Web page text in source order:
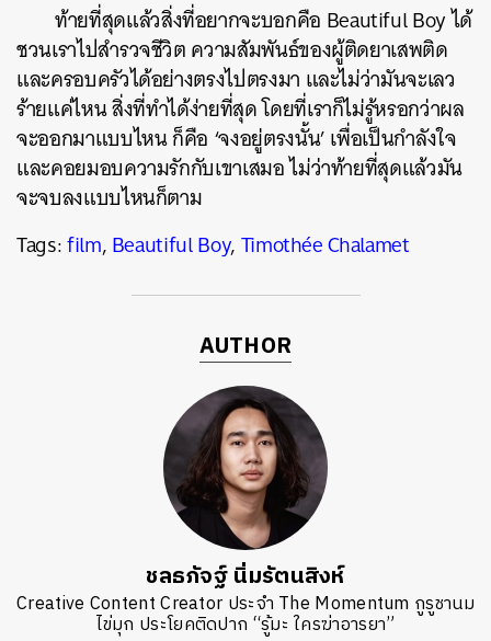
ท้ายที่สุดแล้วสิ่งที่อยากจะบอกคือ Beautiful Boy ได้
ชวนเราไปสำรวจชีวิต ความสัมพันธ์ของผู้ติดยาเสพติด
และครอบครัวได้อย่างตรงไปตรงมา และไม่ว่ามันจะเลว
ร้ายแค่ไหน สิ่งที่ทำได้ง่ายที่สุด โดยที่เราก็ไม่รู้หรอกว่าผล
จะออกมาแบบไหน ก็คือ ‘จงอยู่ตรงนั้น’ เพื่อเป็นกำลังใจ
และคอยมอบความรักกับเขาเสมอ ไม่ว่าท้ายที่สุดแล้วมัน
จะจบลงแบบไหนก็ตาม
Tags:film,Beautiful Boy,Timothée Chalamet
AUTHOR
ชลธภัจฐ์ นิ่มรัตนสิงห์
Creative Content Creator ประจำ The Momentum กูรูชานม
ไข่มุก ประโยคติดปาก “รู้มะ ใครฆ่าอารยา”